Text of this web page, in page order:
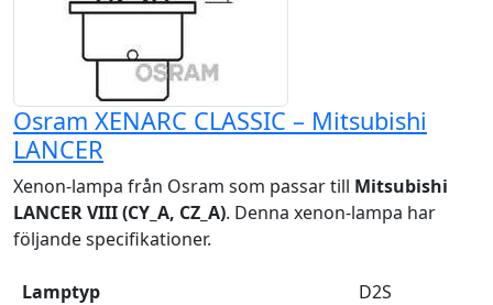
Osram XENARC CLASSIC – Mitsubishi
LANCER
Xenon-lampa från Osram som passar till Mitsubishi
LANCER VIII (CY_A, CZ_A). Denna xenon-lampa har
följande specifikationer.
Lamptyp
D2S